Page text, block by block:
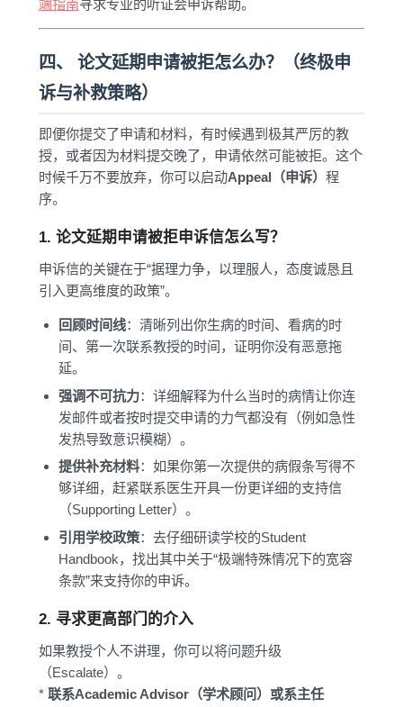
端指南寻求专业的听证会申诉帮助。
四、 论文延期申请被拒怎么办？（终极申
诉与补救策略）
即便你提交了申请和材料，有时候遇到极其严厉的教
授，或者因为材料提交晚了，申请依然可能被拒。这个
时候千万不要放弃，你可以启动Appeal（申诉） 程
序。
1. 论文延期申请被拒申诉信怎么写？
申诉信的关键在于“据理力争，以理服人，态度诚恳且
引入更高维度的政策”。
回顾时间线：清晰列出你生病的时间、看病的时
间、第一次联系教授的时间，证明你没有恶意拖
延。
强调不可抗力：详细解释为什么当时的病情让你连
发邮件或者按时提交申请的力气都没有（例如急性
发热导致意识模糊）。
提供补充材料：如果你第一次提供的病假条写得不
够详细，赶紧联系医生开具一份更详细的支持信
（Supporting Letter）。
引用学校政策：去仔细研读学校的Student
Handbook，找出其中关于“极端特殊情况下的宽容
条款”来支持你的申诉。
2. 寻求更高部门的介入
如果教授个人不讲理，你可以将问题升级
（Escalate）。
* 联系Academic Advisor（学术顾问）或系主任